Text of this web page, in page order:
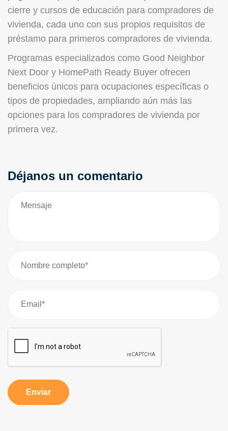
cierre y cursos de educación para compradores de
vivienda, cada uno con sus propios requisitos de
préstamo para primeros compradores de vivienda.
Programas especializados como Good Neighbor
Next Door y HomePath Ready Buyer ofrecen
beneficios únicos para ocupaciones específicas o
tipos de propiedades, ampliando aún más las
opciones para los compradores de vivienda por
primera vez.
Déjanos un comentario
Enviar